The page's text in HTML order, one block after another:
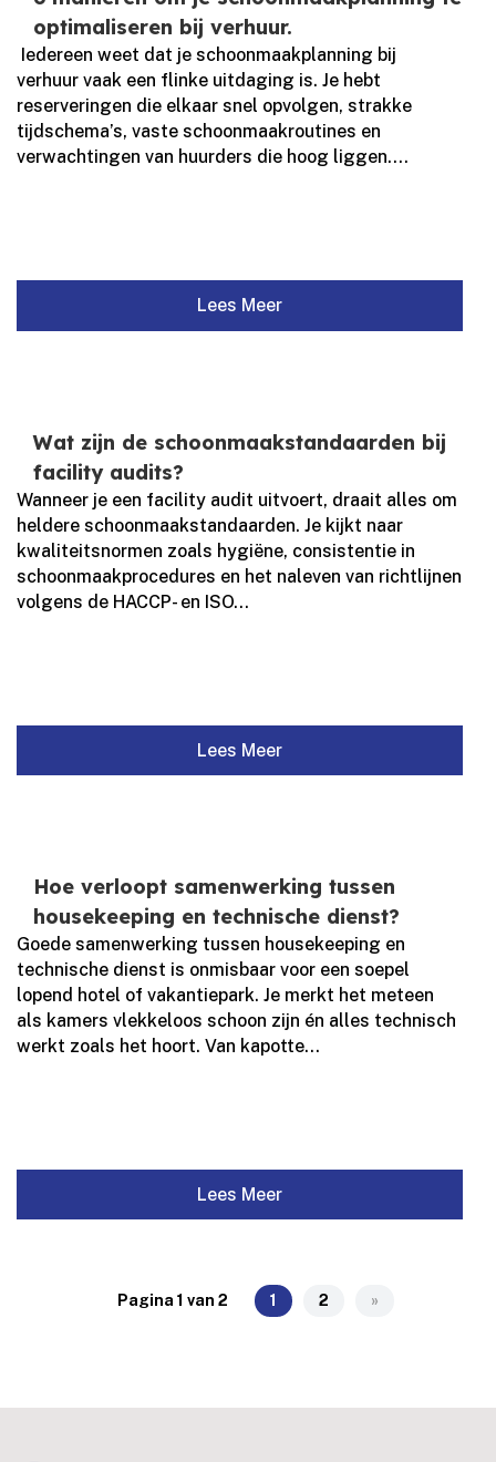
optimaliseren bij verhuur.
​ Iedereen weet dat je schoonmaakplanning bij
verhuur vaak een flinke uitdaging is.​ Je hebt
reserveringen die elkaar snel opvolgen, strakke
tijdschema’s, vaste schoonmaakroutines en
verwachtingen van huurders die hoog liggen.​...
Lees Meer
Wat zijn de schoonmaakstandaarden bij
facility audits?
Wanneer je een facility audit uitvoert, draait alles om
heldere schoonmaakstandaarden.​ Je kijkt naar
kwaliteitsnormen zoals hygiëne, consistentie in
schoonmaakprocedures en het naleven van richtlijnen
volgens de HACCP- en ISO...
Lees Meer
Hoe verloopt samenwerking tussen
housekeeping en technische dienst?
Goede samenwerking tussen housekeeping en
technische dienst is onmisbaar voor een soepel
lopend hotel of vakantiepark.​ Je merkt het meteen
als kamers vlekkeloos schoon zijn én alles technisch
werkt zoals het hoort.​ Van kapotte...
Lees Meer
Pagina 1 van 2 1 2 »